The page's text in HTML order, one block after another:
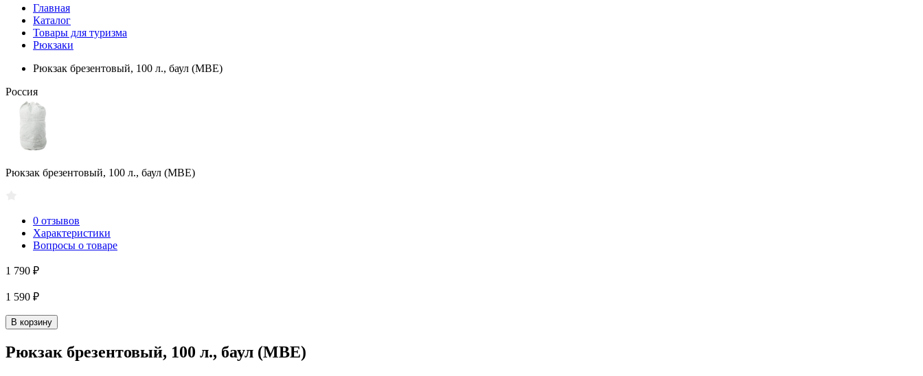
Главная
Каталог
Товары для туризма
Рюкзаки
Рюкзак брезентовый, 100 л., баул (МВЕ)
Россия
Рюкзак брезентовый, 100 л., баул (МВЕ)
0 отзывов
Характеристики
Вопросы о товаре
1 790 ₽
1 590 ₽
В корзину
Рюкзак брезентовый, 100 л., баул (МВЕ)